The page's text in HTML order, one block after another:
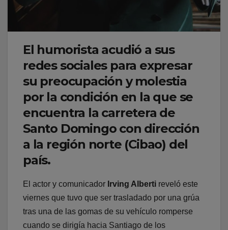
El humorista acudió a sus
redes sociales para expresar
su preocupación y molestia
por la condición en la que se
encuentra la carretera de
Santo Domingo con dirección
a la región norte (Cibao) del
país.
El actor y comunicador Irving Alberti reveló este
viernes que tuvo que ser trasladado por una grúa
tras una de las gomas de su vehículo romperse
cuando se dirigía hacia Santiago de los